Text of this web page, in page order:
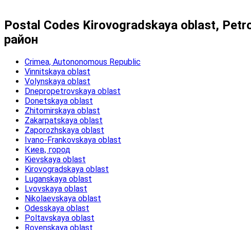
Postal Codes Kirovogradskaya oblast,
район
Crimea, Autononomous Republic
Vinnitskaya oblast
Volynskaya oblast
Dnepropetrovskaya oblast
Donetskaya oblast
Zhitomirskaya oblast
Zakarpatskaya oblast
Zaporozhskaya oblast
Ivano-Frankovskaya oblast
Киев, город
Kievskaya oblast
Kirovogradskaya oblast
Luganskaya oblast
Lvovskaya oblast
Nikolaevskaya oblast
Odesskaya oblast
Poltavskaya oblast
Rovenskaya oblast